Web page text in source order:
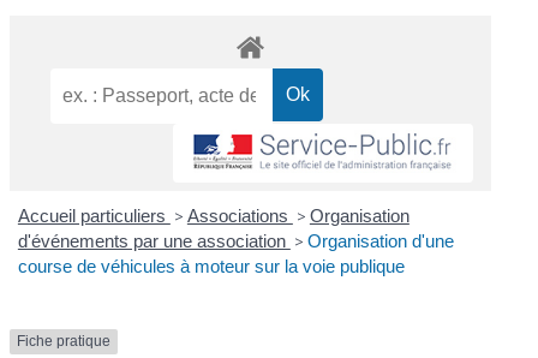
Accueil particuliers > Associations > Organisation
d'événements par une association > Organisation d'une
course de véhicules à moteur sur la voie publique
Fiche pratique